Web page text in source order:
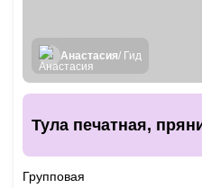
Анастасия/ Гид
Тула печатная,
Групповая